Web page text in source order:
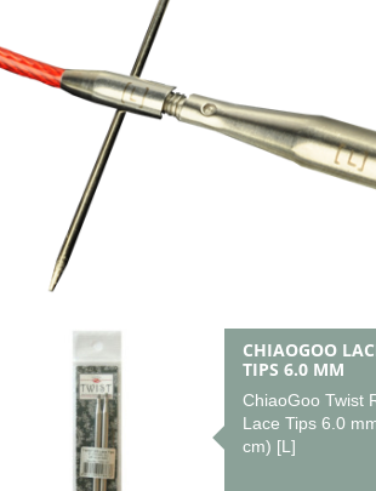
CHIAOGOO
TIPS 6.0 MM
ChiaoGoo Twist
Lace Tips 6.0
cm) [L]